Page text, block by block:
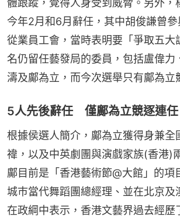
體跟蹤，覺得人身受到威脅。另外，
今年2月和6月辭任，其中胡俊謙曾
從業員工會，當時表明要「爭取五大
名仍留任藝發局的委員，包括盧偉力
濤及鄺為立，而今次選舉只有鄺為立
5人先後辭任 僅鄺為立競逐連任
根據侯選人簡介，鄺為立獲得身兼全
禕，以及中英劇團與演戲家族(香港)
鄺目前是「香港藝術節@大館」的項
城巿當代舞蹈團總經理、並在北京及
在政綱中表示，香港文藝界過去經歷